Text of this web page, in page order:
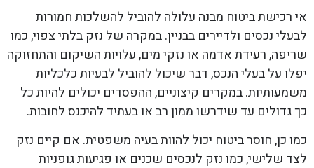
אי רכישת ביטוח מבנה עלולה להוביל להשלכות חמורות
לבעלי נכסים ולדיירים בבניין. במקרה של נזק בלתי צפוי, כמו
שריפה, רעידת אדמה או נזקי מים, עלויות השיקום והתחזוקה
יפלו על בעלי הנכס, דבר שיכול להוביל לבעיות כלכליות
משמעותיות. במקרים קיצוניים, ההפסדים יכולים להיות כל
כך גדולים עד שידרשו ממון רב או בעתיד להיכנס לחובות.
כמו כן, חוסר ביטוח יכול להוות בעיה משפטית. אם קיים נזק
לצד שלישי, כמו נזק לנכסים שכנים או פגיעות גופניות